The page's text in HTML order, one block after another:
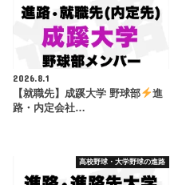
2026.8.1
【就職先】成蹊大学 野球部
進
路・内定会社…
高校野球・大学野球の進路